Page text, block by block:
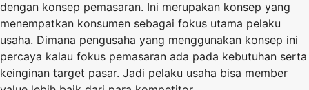
dengan konsep pemasaran. Ini merupakan konsep yang
menempatkan konsumen sebagai fokus utama pelaku
usaha. Dimana pengusaha yang menggunakan konsep ini
percaya kalau fokus pemasaran ada pada kebutuhan serta
keinginan target pasar. Jadi pelaku usaha bisa member